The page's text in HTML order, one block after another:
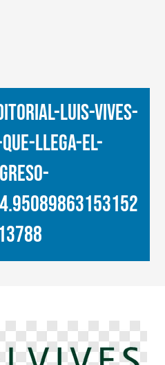
luis-vives-
llega-el-